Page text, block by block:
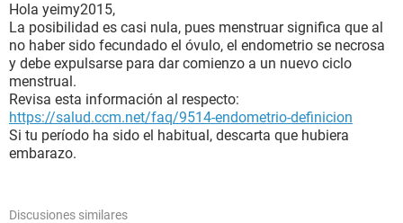
Hola yeimy2015,
La posibilidad es casi nula, pues menstruar significa que al
no haber sido fecundado el óvulo, el endometrio se necrosa
y debe expulsarse para dar comienzo a un nuevo ciclo
menstrual.
Revisa esta información al respecto:
https://salud.ccm.net/faq/9514-endometrio-definicion
Si tu período ha sido el habitual, descarta que hubiera
embarazo.
Discusiones similares